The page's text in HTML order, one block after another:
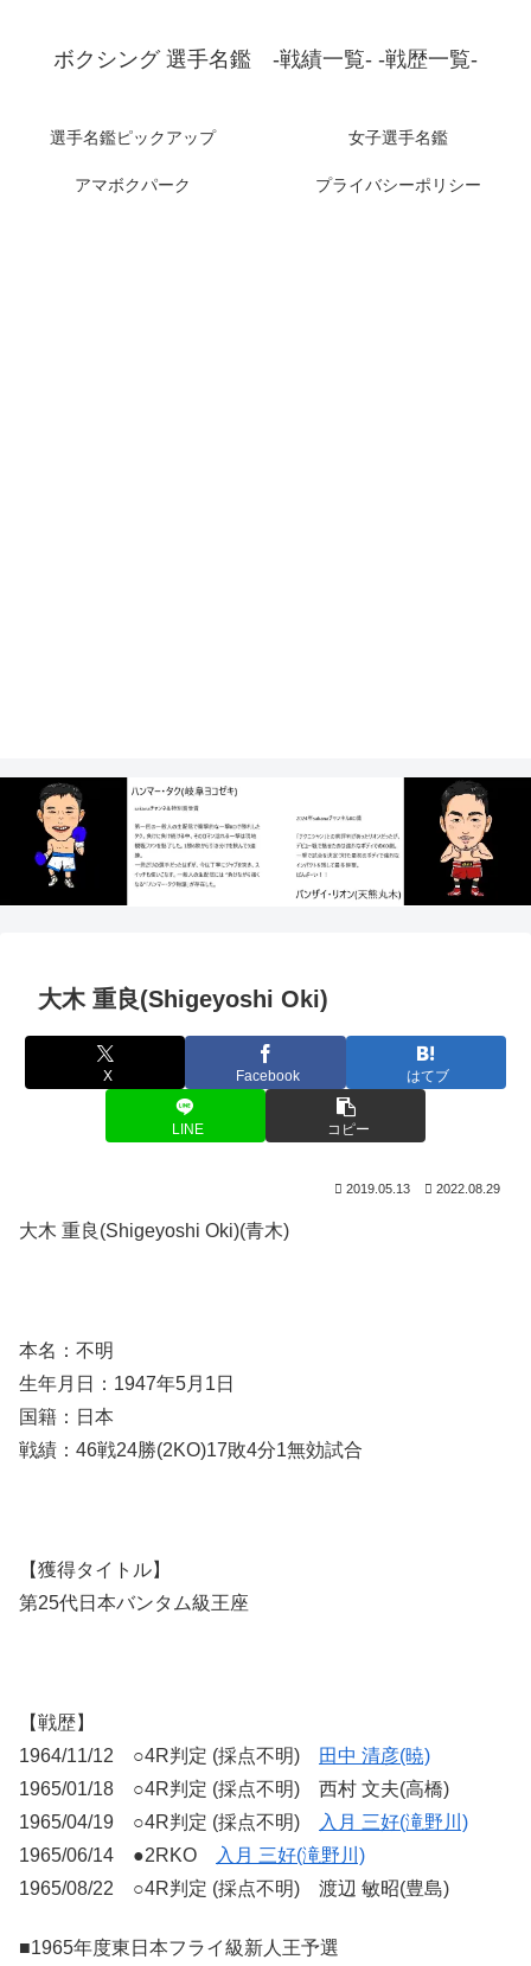
ボクシング 選手名鑑 -戦績一覧- -戦歴一覧-
選手名鑑ピックアップ 女子選手名鑑
アマボクパーク プライバシーポリシー
大木 重良(Shigeyoshi Oki)
X Facebook はてブ
LINE コピー
2019.05.13 2022.08.29
大木 重良(Shigeyoshi Oki)(青木)
本名：不明
生年月日：1947年5月1日
国籍：日本
戦績：46戦24勝(2KO)17敗4分1無効試合
【獲得タイトル】
第25代日本バンタム級王座
【戦歴】
1964/11/12 ○4R判定 (採点不明)
田中 清彦(暁)
1965/01/18 ○4R判定 (採点不明) 西村 文夫(高橋)
1965/04/19 ○4R判定 (採点不明)
入月 三好(滝野川)
1965/06/14 ●2RKO
入月 三好(滝野川)
1965/08/22 ○4R判定 (採点不明) 渡辺 敏昭(豊島)
■1965年度東日本フライ級新人王予選